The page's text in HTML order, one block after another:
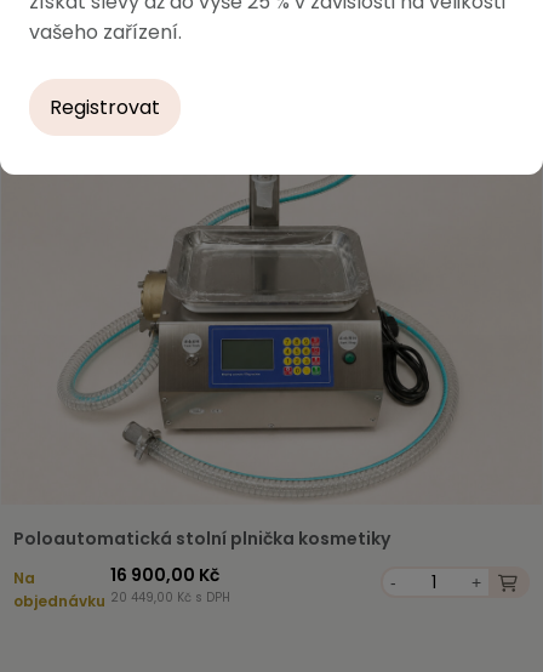
Poloautomatická stolní plnička kosmetiky
Na
objednávku
16 900,00 Kč
20 449,00 Kč s DPH
- +
vašeho zařízení.
Registrovat